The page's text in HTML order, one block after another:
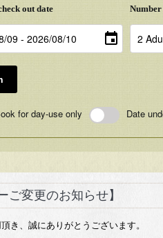
out date Number
for day-use only Date
ご変更のお知らせ】
き、誠にありがとうございます。